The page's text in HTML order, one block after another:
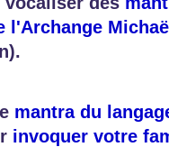
l'Archange
mantra du
invoquer votre